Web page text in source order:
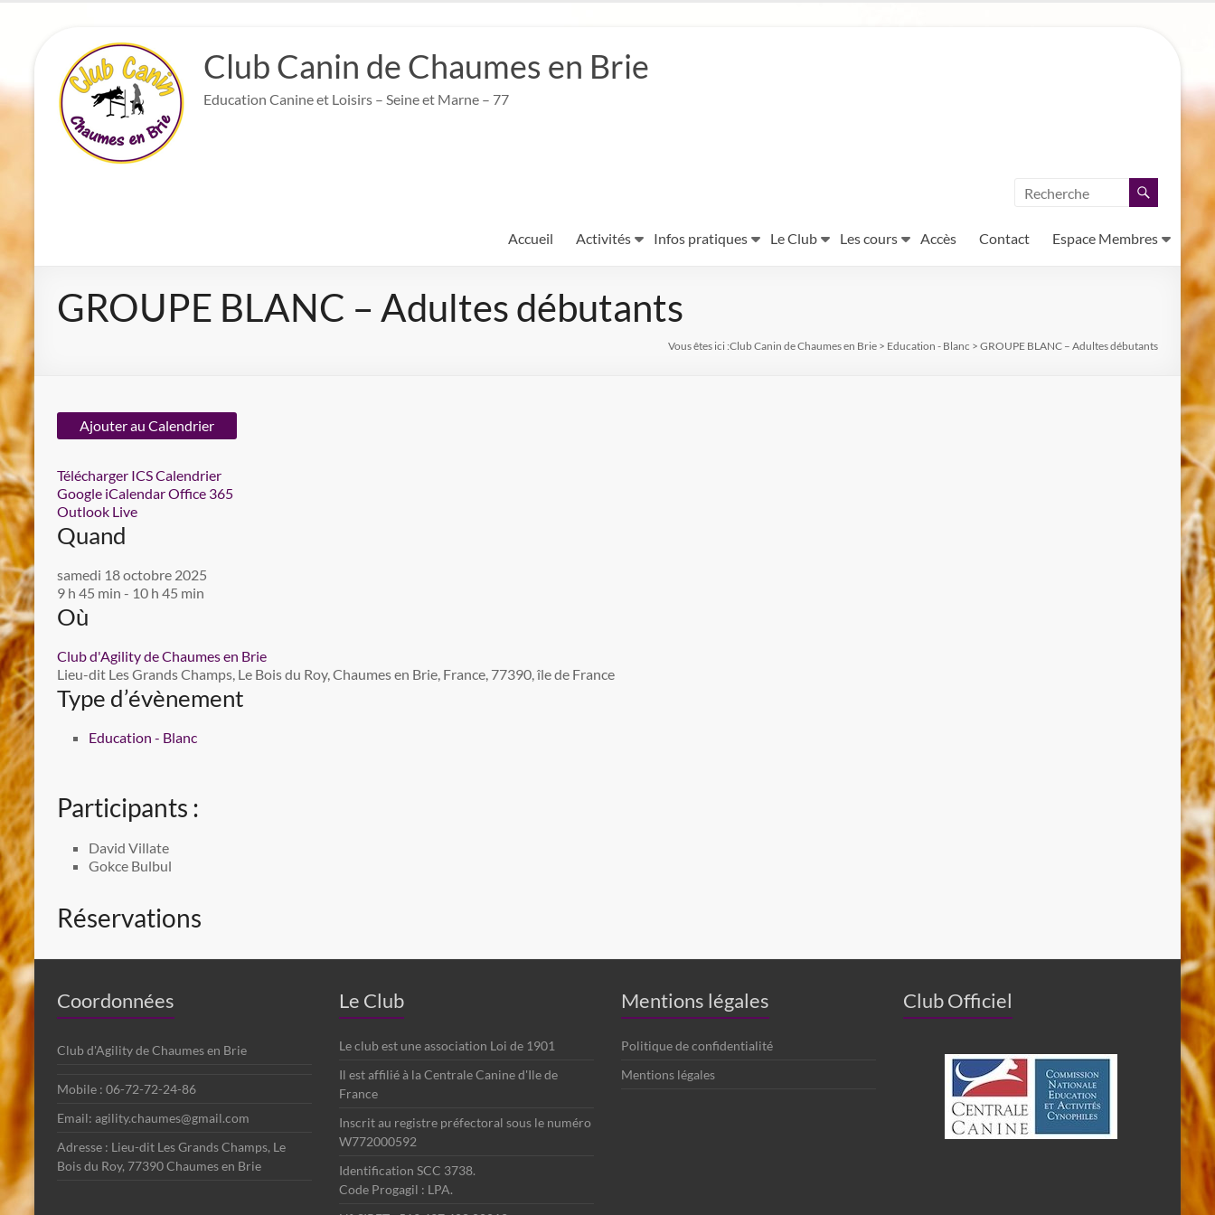
contenu
Club Canin de Chaumes en Brie
Education Canine et Loisirs – Seine et Marne – 77
Accueil Activités Infos pratiques Le Club Les cours Accès Contact Espace Membres
GROUPE BLANC – Adultes débutants
Vous êtes ici :Club Canin de Chaumes en Brie > Education - Blanc > GROUPE BLANC – Adultes débutants
Ajouter au Calendrier
Télécharger ICSCalendrier
Google iCalendarOffice 365
Outlook Live
Quand
samedi 18 octobre 2025
9 h 45 min - 10 h 45 min
Où
Club d'Agility de Chaumes en Brie
Lieu-dit Les Grands Champs, Le Bois du Roy, Chaumes en Brie, France, 77390, île de France
Type d’évènement
Education - Blanc
Participants :
David Villate
Gokce Bulbul
Réservations
Coordonnées
Club d'Agility de Chaumes en Brie
Mobile : 06-72-72-24-86
Email: agility.chaumes@gmail.com
Adresse : Lieu-dit Les Grands Champs, Le
Bois du Roy, 77390 Chaumes en Brie
Le Club
Le club est une association Loi de 1901
Il est affilié à la Centrale Canine d'Ile de
France
Inscrit au registre préfectoral sous le numéro
W772000592
Identification SCC 3738.
Code Progagil : LPA.
Mentions légales
Politique de confidentialité
Mentions légales
Club Officiel